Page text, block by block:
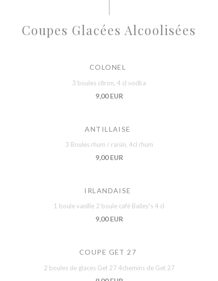
Coupes Glacées Alcoolisées
COLONEL
3 boules citron, 4 cl vodka
9,00 EUR
ANTILLAISE
3 Boules rhum / raisin, 4cl rhum
9,00 EUR
IRLANDAISE
1 boule vanille 2 boule café Bailey's 4 cl
9,00 EUR
COUPE GET 27
2 boules de glaces Get 27 4chemins de Get 27